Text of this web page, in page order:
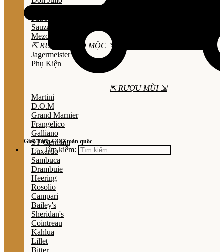
Giao hàng COD toàn quốc
Tìm kiếm:
Sauza
Mezcal
⇱ RƯỢU THẢO MỘC ⇲
Jagermeister
Phụ Kiện
⇱ RƯỢU MÙI ⇲
Martini
D.O.M
Grand Marnier
Frangelico
Galliano
ST Germain
Luxardo
Sambuca
Drambuie
Heering
Rosolio
Campari
Bailey's
Sheridan's
Cointreau
Kahlua
Lillet
Bitter